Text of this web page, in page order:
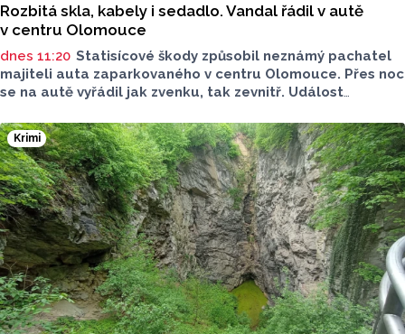
Rozbitá skla, kabely i sedadlo. Vandal řádil v autě
v centru Olomouce
dnes 11:20 Statisícové škody způsobil neznámý pachatel
majiteli auta zaparkovaného v centru Olomouce. Přes noc
se na autě vyřádil jak zvenku, tak zevnitř. Událost
informovala tisková mluvčí Marie Šafářová. Pachateli
hrozí i vězení.
Krimi